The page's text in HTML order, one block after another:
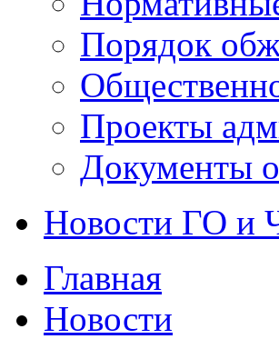
Порядок
Проекты
Документы
Новости ГО и
Главная
Новости